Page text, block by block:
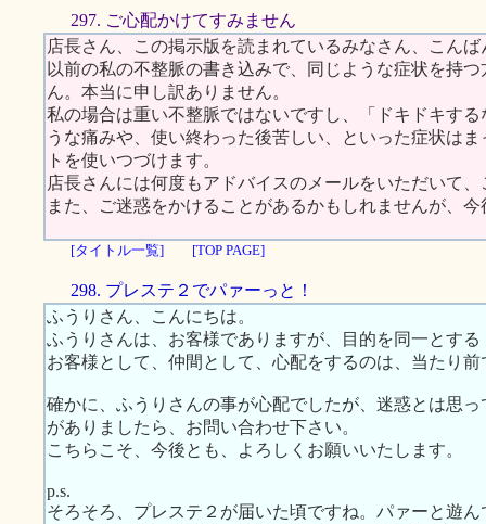
297. ご心配かけてすみません
店長さん、この掲示版を読まれているみなさん、こんば
以前の私の不整脈の書き込みで、同じような症状を持
ん。本当に申し訳ありません。
私の場合は重い不整脈ではないですし、「ドキドキす
うな痛みや、使い終わった後苦しい、といった症状は
トを使いつづけます。
店長さんには何度もアドバイスのメールをいただいて
また、ご迷惑をかけることがあるかもしれませんが、
[タイトル一覧] [TOP PAGE]
298. プレステ２でパァーっと！
ふうりさん、こんにちは。
ふうりさんは、お客様でありますが、目的を同一とす
お客様として、仲間として、心配をするのは、当たり
確かに、ふうりさんの事が心配でしたが、迷惑とは思
がありましたら、お問い合わせ下さい。
こちらこそ、今後とも、よろしくお願いいたします。
p.s.
そろそろ、プレステ２が届いた頃ですね。パァーと遊ん